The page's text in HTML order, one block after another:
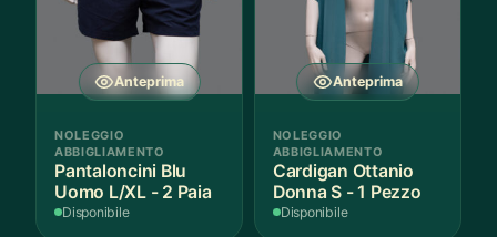
Anteprima
NOLEGGIO
ABBIGLIAMENTO
Pantaloncini Blu
Uomo L/XL - 2 Paia
Disponibile
Anteprima
NOLEGGIO
ABBIGLIAMENTO
Cardigan Ottanio
Donna S - 1 Pezzo
Disponibile